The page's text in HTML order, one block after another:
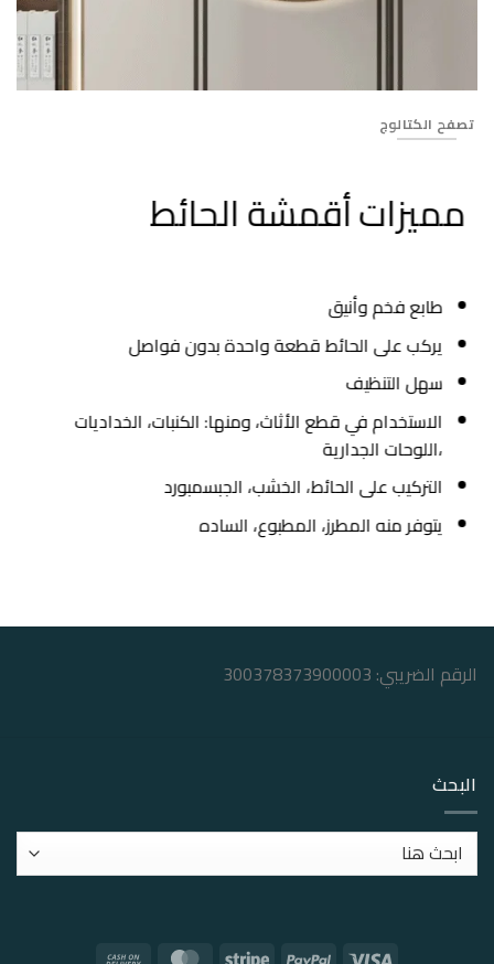
تصفح الكتالوج
مميزات أقمشة الحائط
طابع فخم وأنيق
يركب على الحائط قطعة واحدة بدون فواصل
سهل التنظيف
الاستخدام في قطع الأثاث، ومنها: الكنبات، الخداديات
،اللوحات الجدارية
التركيب على الحائط، الخشب، الجبسمبورد
يتوفر منه المطرز، المطبوع، الساده
الرقم الضريبي: 300378373900003
البحث